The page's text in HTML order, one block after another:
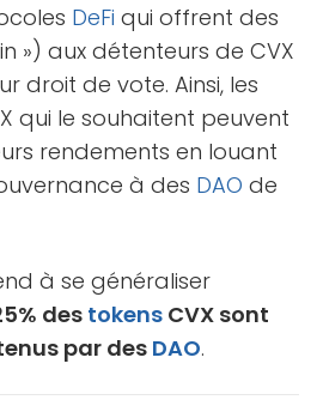
DeFi qui offrent des
») aux détenteurs de CVX
droit de vote. Ainsi, les
qui le souhaitent peuvent
rendements en louant
à des DAO de
à se généraliser
des tokens CVX sont
par des DAO.